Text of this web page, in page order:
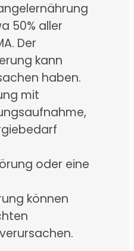
50% aller
Der
kann
haben.
mit
oder eine
können